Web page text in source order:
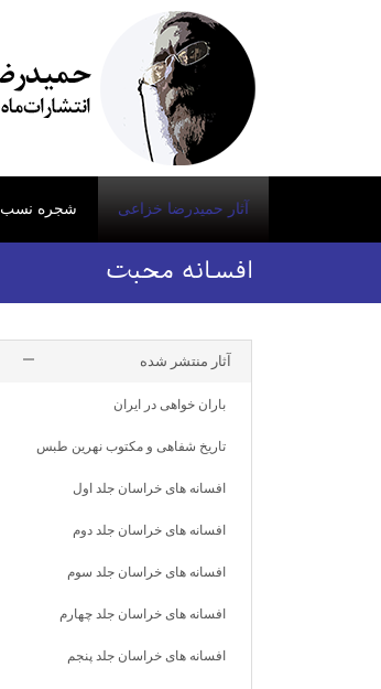
آثار حمیدرضا خزاعی شجره نسب
افسانه محبت
آثار منتشر شده
باران خواهی در ایران
تاریخ شفاهی و مکتوب نهرین طبس
افسانه های خراسان جلد اول
افسانه های خراسان جلد دوم
افسانه های خراسان جلد سوم
افسانه های خراسان جلد چهارم
افسانه های خراسان جلد پنجم